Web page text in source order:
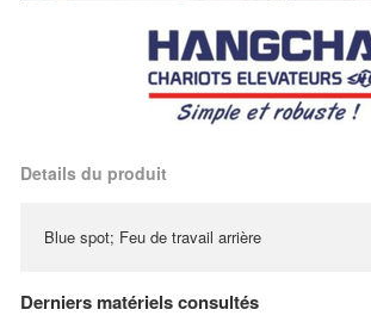
Details du produit
Blue spot; Feu de travail arrière
Derniers matériels consultés